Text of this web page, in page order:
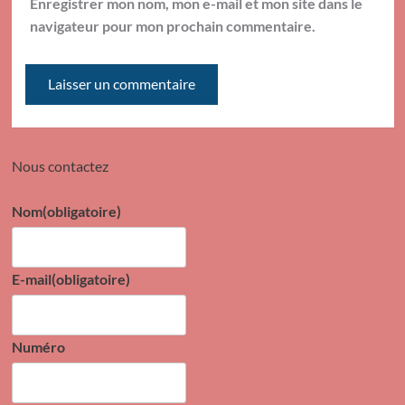
navigateur pour mon prochain commentaire.
Nous contactez
Nom(obligatoire)
E-mail(obligatoire)
Numéro